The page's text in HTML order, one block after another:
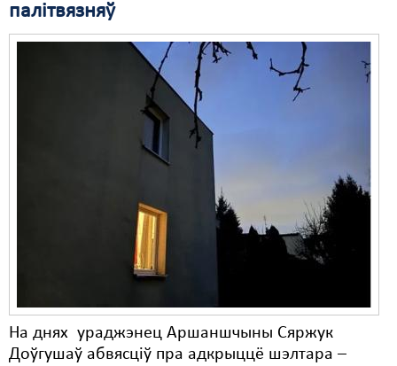
палітвязняў
На днях ураджэнец Аршаншчыны Сяржук
Доўгушаў абвясціў пра адкрыццё шэлтара –
Дзяржава
Мірныя сходы
Палітвязьні